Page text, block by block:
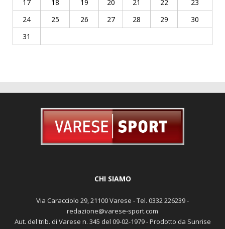
17
18 19 20 21 22
23
24
25 26 27 28 29
30
31
CHI SIAMO
Via Caracciolo 29, 21100 Varese - Tel. 0332 226239 -
redazione@varese-sport.com
Aut. del trib. di Varese n. 345 del 09-02-1979 - Prodotto da Sunrise